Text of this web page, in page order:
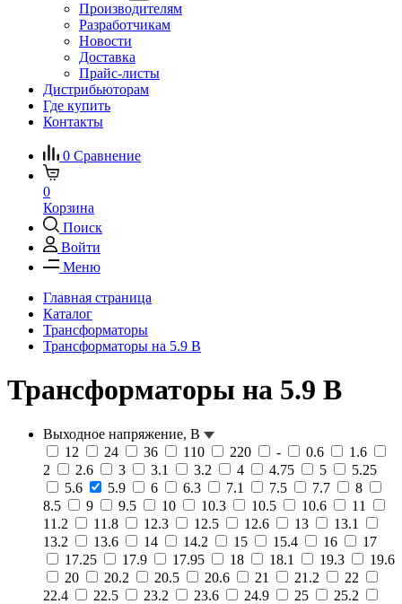
Производителям
Разработчикам
Новости
Доставка
Прайс-листы
Дистрибьюторам
Где купить
Контакты
0 Сравнение
0
Корзина
Поиск
Войти
Меню
Главная страница
Каталог
Трансформаторы
Трансформаторы на 5.9 В
Трансформаторы на 5.9 В
Выходное напряжение, В
12
24 36 110 220 - 0.6
1.6
2
2.6 3 3.1 3.2 4 4.75 5
5.25
5.6
5.9 6 6.3 7.1 7.5 7.7
8
8.5
9 9.5 10 10.3 10.5 10.6
11
11.2
11.8 12.3 12.5 12.6 13
13.1
13.2
13.6 14 14.2 15 15.4 16
17
17.25
17.9 17.95 18 18.1 19.3
19.6
20
20.2 20.5 20.6 21 21.2
22
22.4
22.5 23.2 23.6 24.9 25
25.2